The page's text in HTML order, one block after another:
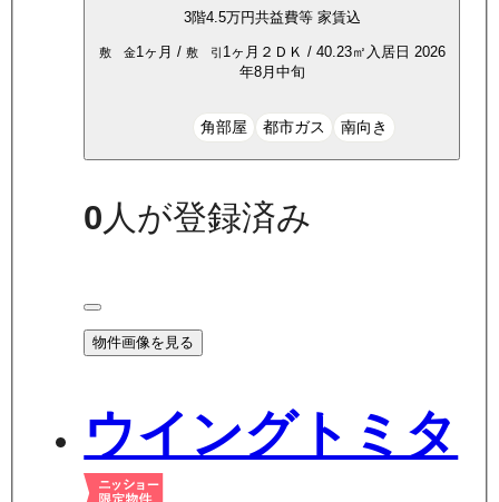
3階4.5万円共益費等 家賃込
敷 金1ヶ月 / 敷 引 1ヶ月 ２ＤＫ / 40.23㎡ 入居日 2026
年8月中旬
角部屋 都市ガス 南向き
0人が登録済み
物件画像を見る
ウイングトミタ